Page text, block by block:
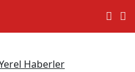
Haberler